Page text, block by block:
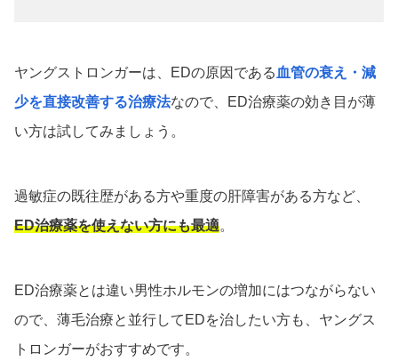
ヤングストロンガーは、EDの原因である血管の衰え・減
少を直接改善する治療法なので、ED治療薬の効き目が薄
い方は試してみましょう。
過敏症の既往歴がある方や重度の肝障害がある方など、
ED治療薬を使えない方にも最適。
ED治療薬とは違い男性ホルモンの増加にはつながらない
ので、薄毛治療と並行してEDを治したい方も、ヤングス
トロンガーがおすすめです。